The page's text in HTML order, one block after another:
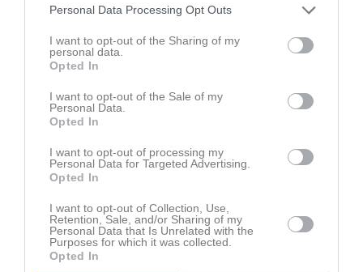
Personal Data Processing Opt Outs
I want to opt-out of the Sharing of my
personal data.
Opted In
I want to opt-out of the Sale of my
Personal Data.
Opted In
I want to opt-out of processing my
Personal Data for Targeted Advertising.
Opted In
I want to opt-out of Collection, Use,
Retention, Sale, and/or Sharing of my
Personal Data that Is Unrelated with the
Purposes for which it was collected.
Opted In
Invigningsvandring svenniscup 2026
Senast uppdaterade album
GIH Örebro - IFK Kumla 2026-06-01
34 bilder